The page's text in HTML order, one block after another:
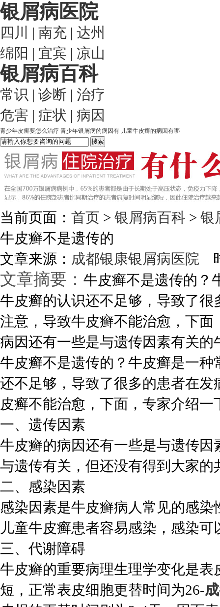
银屑病医院
四川 | 南充 | 达州
绵阳 | 宜宾 | 凉山
银屑病百科
常识 | 诊断 | 治疗
危害 | 症状 | 病因
青少年皮癣要怎么治疗 青少年银屑病的病因有 儿童牛皮癣的病因有哪
当前页面： 首页 > 银屑病百科 > 银
牛皮癣不是遗传的
文章来源： 成都银康银屑病医院
文章摘要： 牛皮癣不是遗传的？
牛皮癣的认识还不足够，导致了
注意，导致牛皮癣不能治愈，下
病因还有一些是与遗传因素有关的
牛皮癣不是遗传的？牛皮癣是一
还不足够，导致了很多的患者在
皮癣不能治愈，下面，专家介绍一
一、遗传因素
牛皮癣的病因还有一些是与遗传
与遗传有关，但还没有得到大家
二、感染因素
感染因素是牛皮癣病人常见的感
儿童牛皮癣患者容易感染，感染可
三、代谢障碍
牛皮癣的重要病理生理学变化是
短，正常表皮细胞更替时间为26-